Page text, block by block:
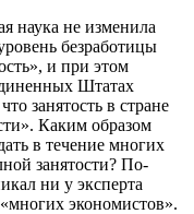
наука не изменила
безработицы
и при этом
Штатах
занятость в стране
Каким образом
в течение многих
занятости? По-
ни у эксперта
экономистов».